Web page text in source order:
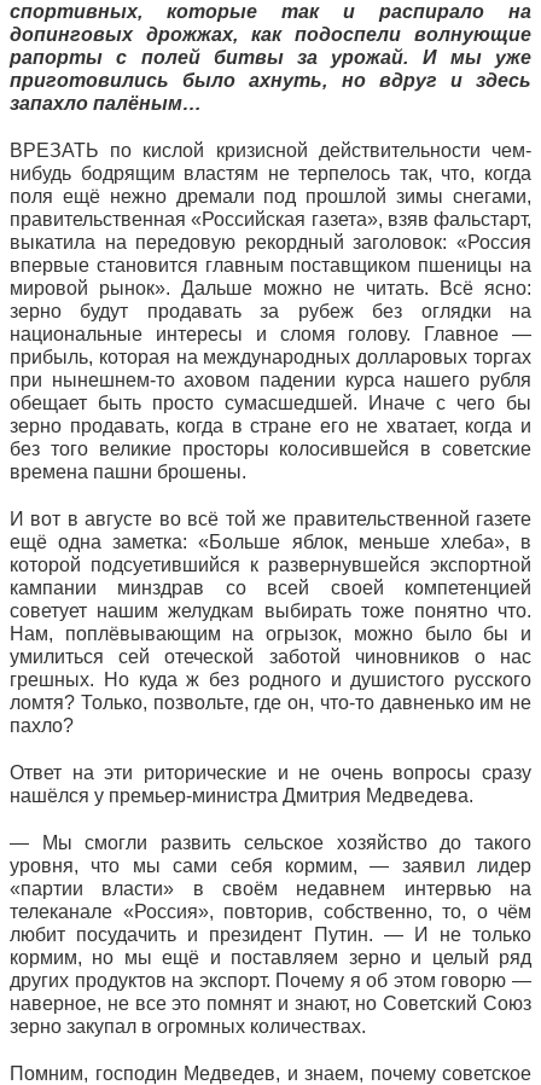
спортивных, которые так и распирало на
допинговых дрожжах, как подоспели волнующие
рапорты с полей битвы за урожай. И мы уже
приготовились было ахнуть, но вдруг и здесь
запахло палёным…
ВРЕЗАТЬ по кислой кризисной действительности чем-
нибудь бодрящим властям не терпелось так, что, когда
поля ещё нежно дремали под прошлой зимы снегами,
правительственная «Российская газета», взяв фальстарт,
выкатила на передовую рекордный заголовок: «Россия
впервые становится главным поставщиком пшеницы на
мировой рынок». Дальше можно не читать. Всё ясно:
зерно будут продавать за рубеж без оглядки на
национальные интересы и сломя голову. Главное —
прибыль, которая на международных долларовых торгах
при нынешнем-то аховом падении курса нашего рубля
обещает быть просто сумасшедшей. Иначе с чего бы
зерно продавать, когда в стране его не хватает, когда и
без того великие просторы колосившейся в советские
времена пашни брошены.
И вот в августе во всё той же правительственной газете
ещё одна заметка: «Больше яблок, меньше хлеба», в
которой подсуетившийся к развернувшейся экспортной
кампании минздрав со всей своей компетенцией
советует нашим желудкам выбирать тоже понятно что.
Нам, поплёвывающим на огрызок, можно было бы и
умилиться сей отеческой заботой чиновников о нас
грешных. Но куда ж без родного и душистого русского
ломтя? Только, позвольте, где он, что-то давненько им не
пахло?
Ответ на эти риторические и не очень вопросы сразу
нашёлся у премьер-министра Дмитрия Медведева.
— Мы смогли развить сельское хозяйство до такого
уровня, что мы сами себя кормим, — заявил лидер
«партии власти» в своём недавнем интервью на
телеканале «Россия», повторив, собственно, то, о чём
любит посудачить и президент Путин. — И не только
кормим, но мы ещё и поставляем зерно и целый ряд
других продуктов на экспорт. Почему я об этом говорю —
наверное, не все это помнят и знают, но Советский Союз
зерно закупал в огромных количествах.
Помним, господин Медведев, и знаем, почему советское